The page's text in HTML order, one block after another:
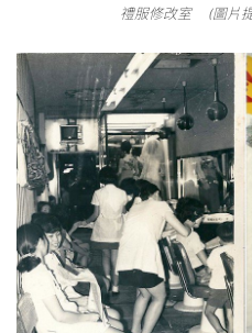
禮服修改室 (圖片